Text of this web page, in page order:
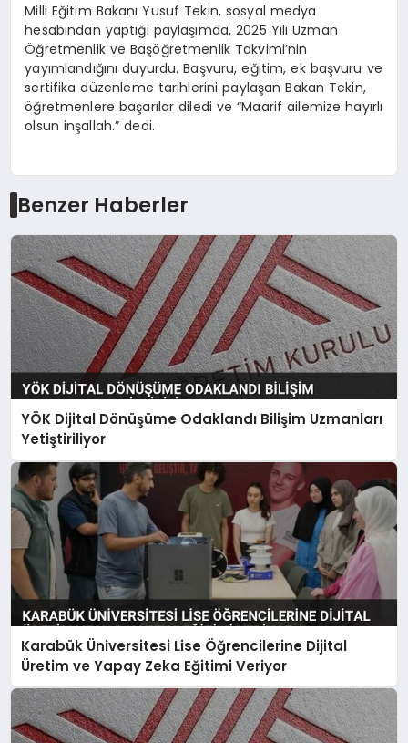
Milli Eğitim Bakanı Yusuf Tekin, sosyal medya
hesabından yaptığı paylaşımda, 2025 Yılı Uzman
Öğretmenlik ve Başöğretmenlik Takvimi’nin
yayımlandığını duyurdu. Başvuru, eğitim, ek başvuru ve
sertifika düzenleme tarihlerini paylaşan Bakan Tekin,
öğretmenlere başarılar diledi ve “Maarif ailemize hayırlı
olsun inşallah.” dedi.
Benzer Haberler
YÖK Dijital Dönüşüme Odaklandı Bilişim Uzmanları
Yetiştiriliyor
Karabük Üniversitesi Lise Öğrencilerine Dijital
Üretim ve Yapay Zeka Eğitimi Veriyor